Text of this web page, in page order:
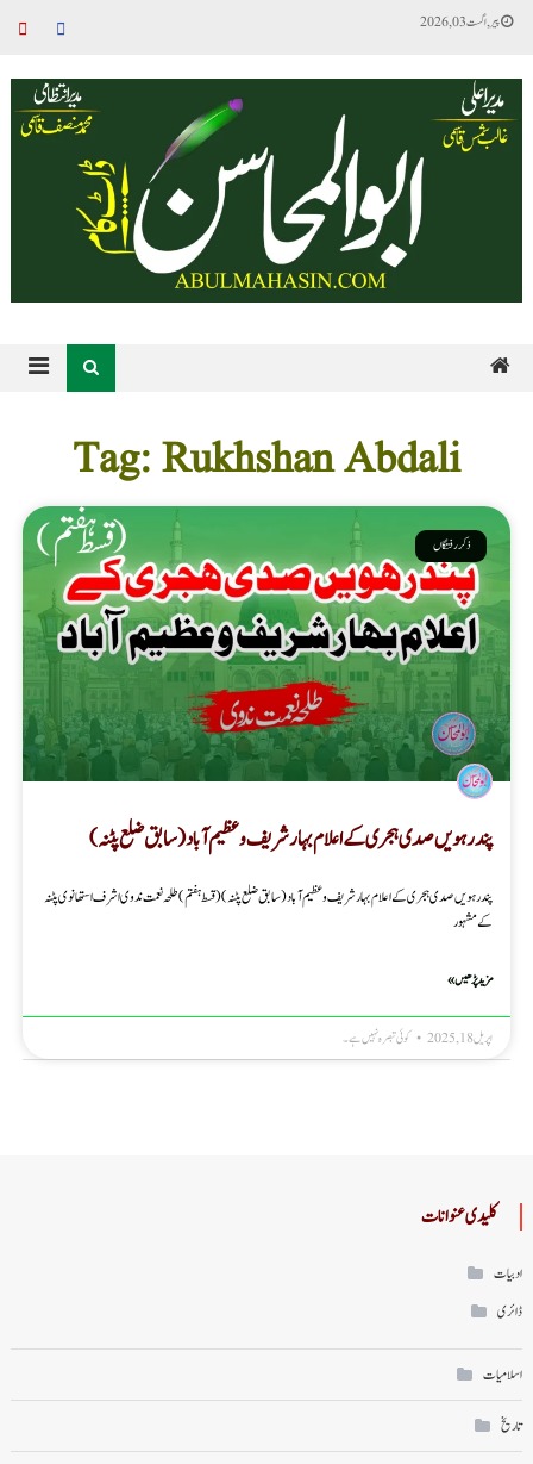
پیر, اگست 03, 2026
Tag: Rukhshan Abdali
ذکر رفتگاں
پندرہویں صدی ہجری کے اعلام بہار شریف و عظیم آباد (سابق ضلع پٹنہ)
پندرہویں صدی ہجری کے اعلام بہار شریف و عظیم آباد (سابق ضلع پٹنہ) ( قسط ہفتم ) طلحہ نعمت ندوی اشرف استھانوی پٹنہ
کے مشہور
مزید پڑھیں »
اپریل 18, 2025 کوئی تبصرہ نہیں ہے۔
کلیدی عنوانات
ادبیات
ڈائری
اسلامیات
تاریخ